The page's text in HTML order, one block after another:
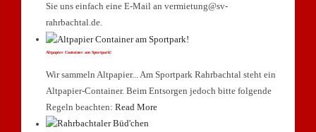
Sie uns einfach eine E-Mail an vermietung@sv-
rahrbachtal.de.
Altpapier Container am Sportpark!
Wir sammeln Altpapier... Am Sportpark Rahrbachtal steht ein
Altpapier-Container. Beim Entsorgen jedoch bitte folgende
Regeln beachten: Read More